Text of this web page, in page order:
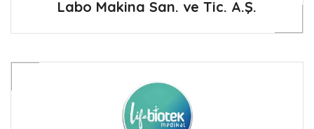
Labo Makina San. ve Tic. A.Ş.